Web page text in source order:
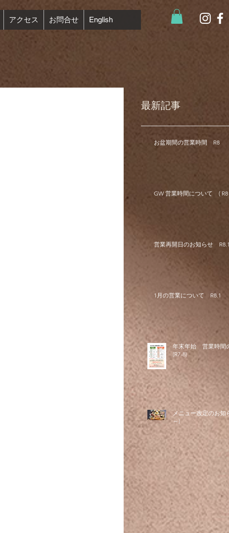
アクセス お問合せ English
最新記事
お盆期間の営業時間 R8
GW 営業時間について ( R8
営業再開日のお知らせ R8.1
1月の営業について R8.1
年末年始 営業時間
(R7-8)
メニュー改定のお知
～)